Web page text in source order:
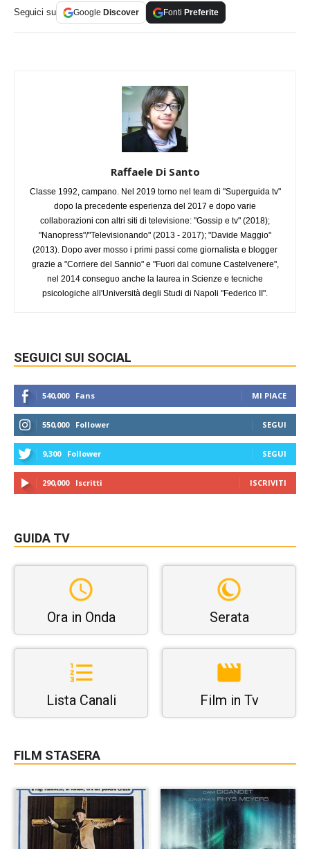
Seguici su Google Discover Fonti Preferite
Raffaele Di Santo
Classe 1992, campano. Nel 2019 torno nel team di "Superguida tv"
dopo la precedente esperienza del 2017 e dopo varie
collaborazioni con altri siti di televisione: "Gossip e tv" (2018);
"Nanopress"/"Televisionando" (2013 - 2017); "Davide Maggio"
(2013). Dopo aver mosso i primi passi come giornalista e blogger
grazie a "Corriere del Sannio" e "Fuori dal comune Castelvenere",
nel 2014 conseguo anche la laurea in Scienze e tecniche
psicologiche all'Università degli Studi di Napoli "Federico II".
SEGUICI SUI SOCIAL
540,000 Fans MI PIACE
550,000 Follower SEGUI
9,300 Follower SEGUI
290,000 Iscritti ISCRIVITI
GUIDA TV
Ora in Onda Serata
Lista Canali Film in Tv
FILM STASERA